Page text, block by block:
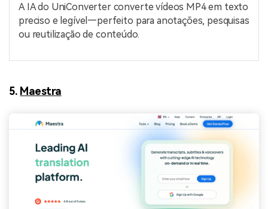
A IA do UniConverter converte vídeos MP4 em texto
preciso e legível—perfeito para anotações, pesquisas
ou reutilização de conteúdo.
5. Maestra